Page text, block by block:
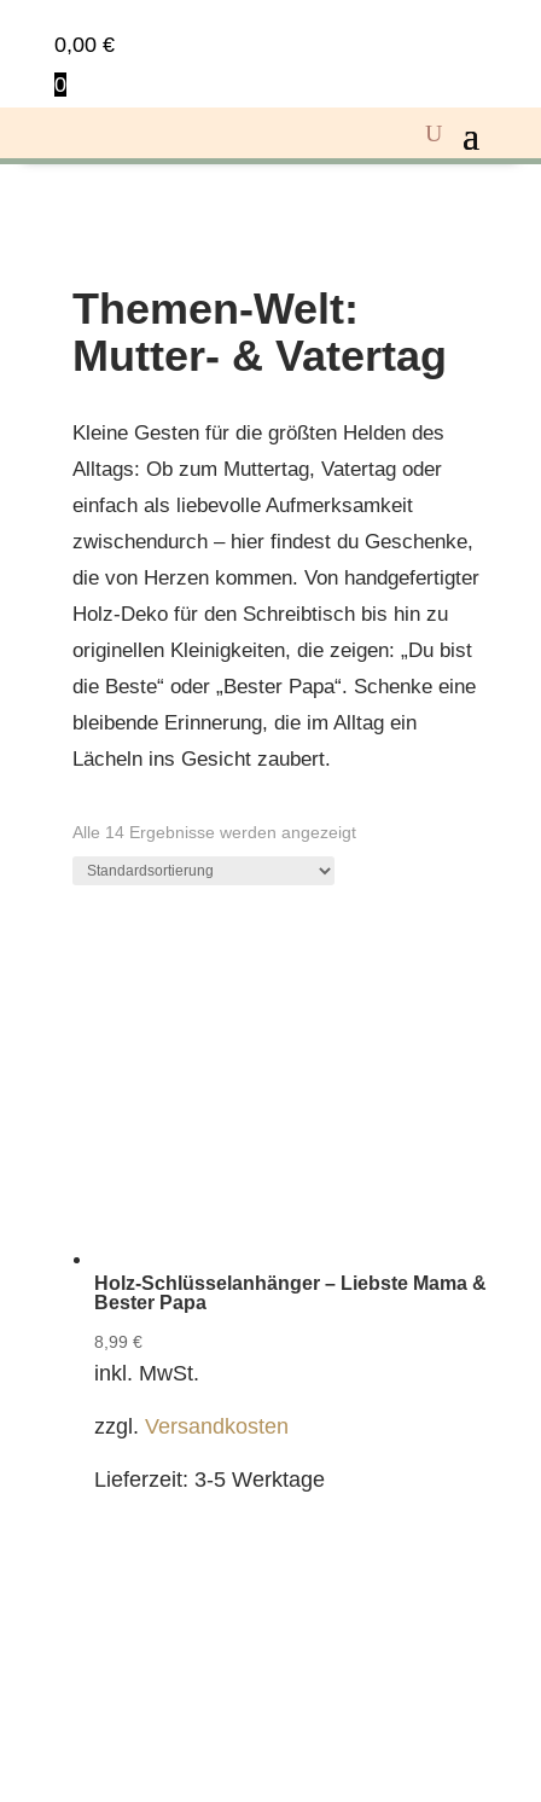
0,00 €
0
Themen-Welt:
Mutter- & Vatertag
Kleine Gesten für die größten Helden des
Alltags: Ob zum Muttertag, Vatertag oder
einfach als liebevolle Aufmerksamkeit
zwischendurch – hier findest du Geschenke,
die von Herzen kommen. Von handgefertigter
Holz-Deko für den Schreibtisch bis hin zu
originellen Kleinigkeiten, die zeigen: „Du bist
die Beste“ oder „Bester Papa“. Schenke eine
bleibende Erinnerung, die im Alltag ein
Lächeln ins Gesicht zaubert.
Alle 14 Ergebnisse werden angezeigt
Holz-Schlüsselanhänger – Liebste Mama &
Bester Papa
8,99 €
inkl. MwSt.
zzgl. Versandkosten
Lieferzeit: 3-5 Werktage